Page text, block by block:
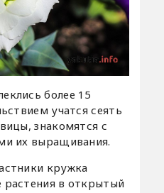
более 15
учатся сеять
знакомятся с
их выращивания.
кружка
растения в открытый